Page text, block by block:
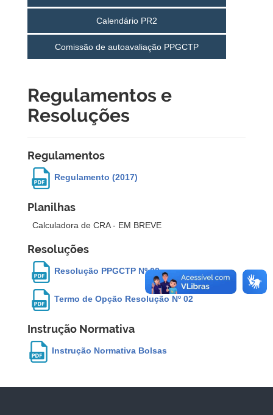
Calendário PR2
Comissão de autoavaliação PPGCTP
Regulamentos e
Resoluções
Regulamentos
Regulamento (2017)
Planilhas
Calculadora de CRA - EM BREVE
Resoluções
Resolução PPGCTP Nº 02
Termo de Opção Resolução Nº 02
Instrução Normativa
Instrução Normativa Bolsas